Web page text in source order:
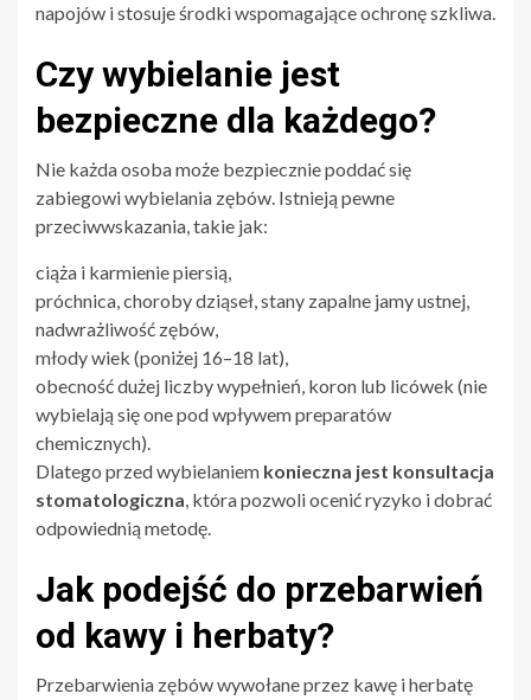
napojów i stosuje środki wspomagające ochronę szkliwa.
Czy wybielanie jest
bezpieczne dla każdego?
Nie każda osoba może bezpiecznie poddać się
zabiegowi wybielania zębów. Istnieją pewne
przeciwwskazania, takie jak:
ciąża i karmienie piersią,
próchnica, choroby dziąseł, stany zapalne jamy ustnej,
nadwrażliwość zębów,
młody wiek (poniżej 16–18 lat),
obecność dużej liczby wypełnień, koron lub licówek (nie
wybielają się one pod wpływem preparatów
chemicznych).
Dlatego przed wybielaniem konieczna jest konsultacja
stomatologiczna, która pozwoli ocenić ryzyko i dobrać
odpowiednią metodę.
Jak podejść do przebarwień
od kawy i herbaty?
Przebarwienia zębów wywołane przez kawę i herbatę